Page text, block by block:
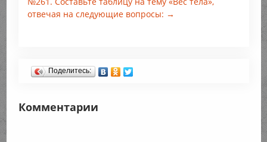
отвечая на следующие вопросы: →
Поделитесь:
Комментарии